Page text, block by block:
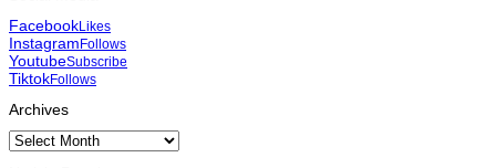
FacebookLikes
InstagramFollows
YoutubeSubscribe
TiktokFollows
Archives
Archives